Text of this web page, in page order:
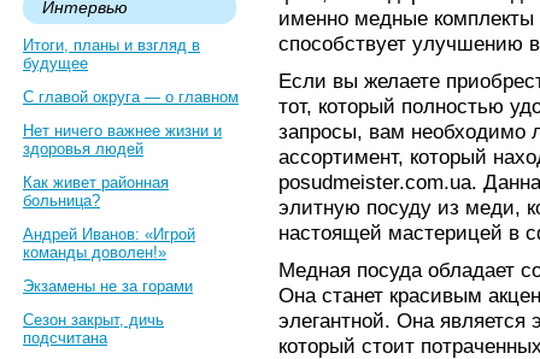
Интервью
Итоги, планы и взгляд в
будущее
С главой округа — о главном
Нет ничего важнее жизни и
здоровья людей
Как живет районная
больница?
Андрей Иванов: «Игрой
команды доволен!»
Экзамены не за горами
Сезон закрыт, дичь
подсчитана
именно медные комплекты
способствует улучшению
Если вы желаете
тот, который полностью
запросы, вам необходимо
ассортимент, который
posudmeister.com.ua.
элитную посуду из меди,
настоящей мастерицей в
Медная посуда обладает
Она станет красивым
элегантной. Она
который стоит